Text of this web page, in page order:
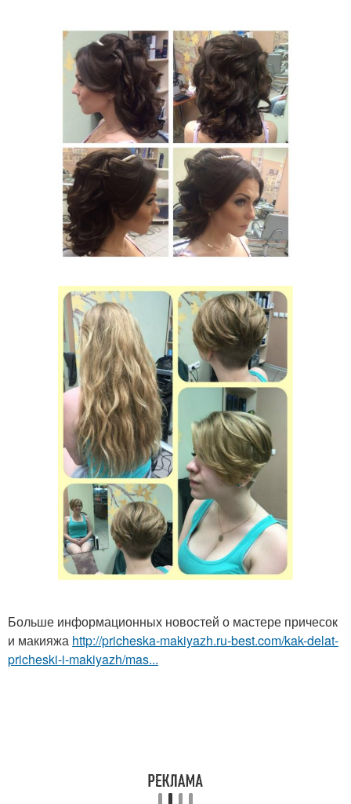
Больше информационных новостей о мастере причесок
и макияжа http://pricheska-makiyazh.ru-best.com/kak-delat-
pricheski-i-makiyazh/mas...